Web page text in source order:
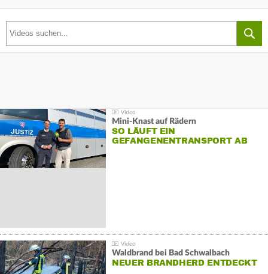
Mini-Knast auf Rädern
SO LÄUFT EIN
GEFANGENENTRANSPORT AB
Waldbrand bei Bad Schwalbach
NEUER BRANDHERD ENTDECKT